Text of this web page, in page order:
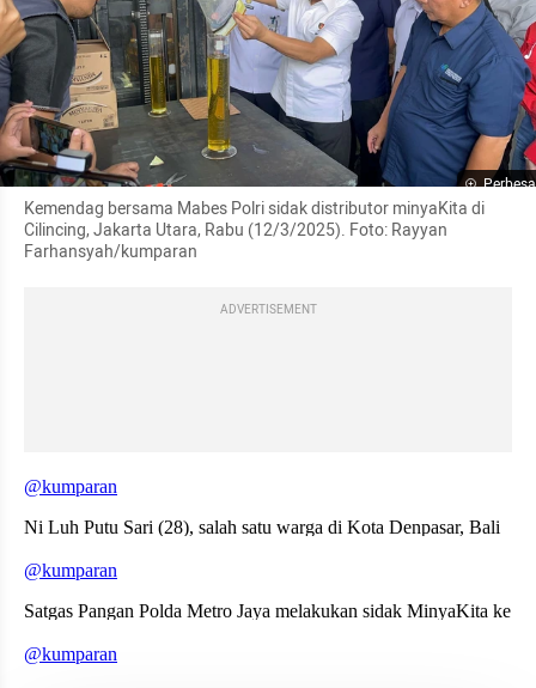
Kemendag bersama Mabes Polri sidak distributor minyaKita di
Cilincing, Jakarta Utara, Rabu (12/3/2025). Foto: Rayyan
Farhansyah/kumparan
ADVERTISEMENT
embed from external kumparan
embed from external kumparan